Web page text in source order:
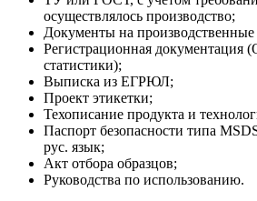
осуществлялось производство;
Документы на
Регистрационная
статистики);
Выписка из ЕГРЮЛ;
Проект этикетки;
Техописание продукта и
Паспорт безопасности типа
рус. язык;
Акт отбора образцов;
Руководства по использованию.